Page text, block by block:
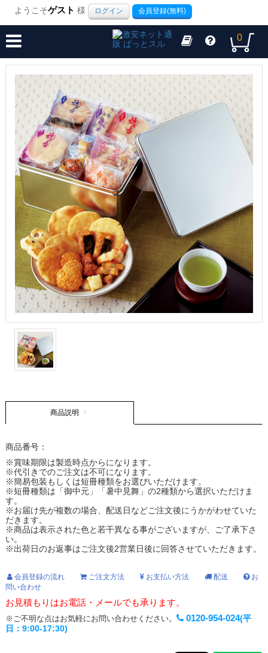
ようこそゲスト 様 ログイン 会員登録(無料)
0
商品説明
商品番号：
※賞味期限は製造時点からになります。
※代引きでのご注文は不可になります。
※簡易包装もしくは短冊種類をお選びいただけます。
※短冊種類は「御中元」「暑中見舞」の2種類から選択いただけま
す。
※お届け先が複数の場合、配送日などご注文後にうかがわせていた
だきます。
※商品は表示された色と若干異なる事がございますが、ご了承下さ
い。
※出荷日のお返事はご注文後2営業日後に回答させていただきます。
会員登録の流れ ご注文方法 お支払い方法 配送
お
問い合わせ
お見積もりはお電話・メールでも承ります。
※ご不明な点はお気軽にお問い合わせください。 0120-954-024(平
日：9:00-17:30)